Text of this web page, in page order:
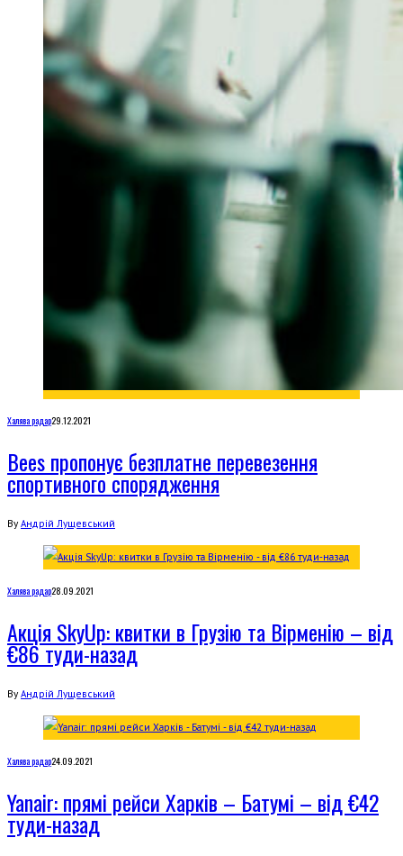
Халява радар29.12.2021
Bees пропонує безплатне перевезення
спортивного спорядження
By Андрій Лущевський
Халява радар28.09.2021
Акція SkyUp: квитки в Грузію та Вірменію – від
€86 туди-назад
By Андрій Лущевський
Халява радар24.09.2021
Yanair: прямі рейси Харків – Батумі – від €42
туди-назад